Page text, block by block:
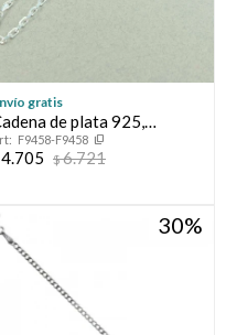
gratis
de plata 925,
FORCET italiana.
F9458-F9458
4.705 $6.721
30